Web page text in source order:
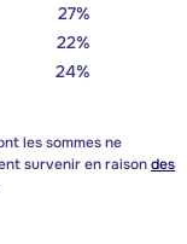
27%
22%
24%
les sommes ne
survenir en raisondes